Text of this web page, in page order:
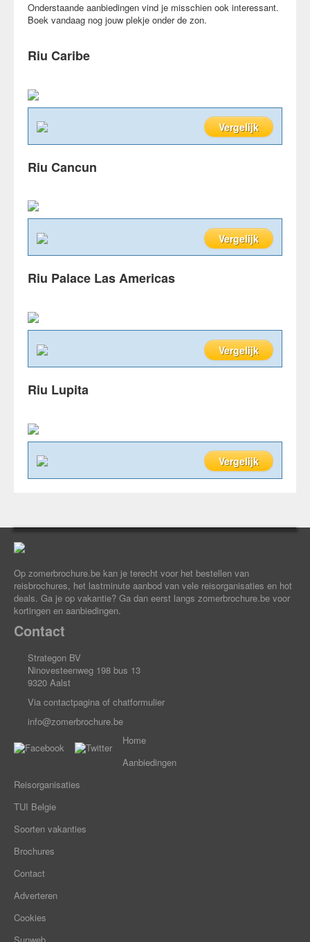
Onderstaande aanbiedingen vind je misschien ook interessant.
Boek vandaag nog jouw plekje onder de zon.
Riu Caribe
Vergelijk
Riu Cancun
Vergelijk
Riu Palace Las Americas
Vergelijk
Riu Lupita
Vergelijk
Op zomerbrochure.be kan je terecht voor het bestellen van
reisbrochures, het lastminute aanbod van vele reisorganisaties en hot
deals. Ga je op vakantie? Ga dan eerst langs zomerbrochure.be voor
kortingen en aanbiedingen.
Contact
Strategon BV
Ninovesteenweg 198 bus 13
9320 Aalst
Via contactpagina of chatformulier
info@zomerbrochure.be
Home
Aanbiedingen
Reisorganisaties
TUI Belgie
Soorten vakanties
Brochures
Contact
Adverteren
Cookies
Sunweb